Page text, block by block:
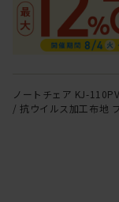
ノートチェア KJ-
/ 抗ウイルス加工布地